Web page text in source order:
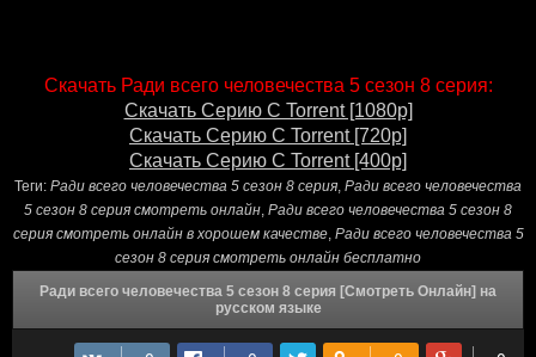
Скачать Ради всего человечества 5 сезон 8 серия:
Скачать Серию С Torrent [1080p]
Скачать Серию С Torrent [720p]
Скачать Серию С Torrent [400p]
Теги: Ради всего человечества 5 сезон 8 серия Ради всего человечества
5 сезон 8 серия смотреть онлайн Ради всего человечества 5 сезон 8
серия смотреть онлайн в хорошем качестве, Ради всего человечества 5
сезон 8 серия смотреть онлайн бесплатно
Ради всего человечества 5 сезон 8 серия [Смотреть Онлайн] на
русском языке